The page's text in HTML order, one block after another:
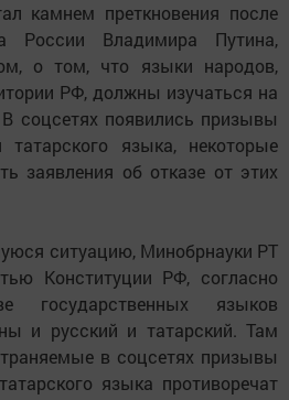
камнем преткновения после
России Владимира Путина,
о том, что языки народов,
РФ, должны изучаться на
соцсетях появились призывы
языка, некоторые
заявления об отказе от этих
ситуацию, Минобрнауки РТ
Конституции РФ, согласно
государственных языков
и русский и татарский. Там
в соцсетях призывы
языка противоречат